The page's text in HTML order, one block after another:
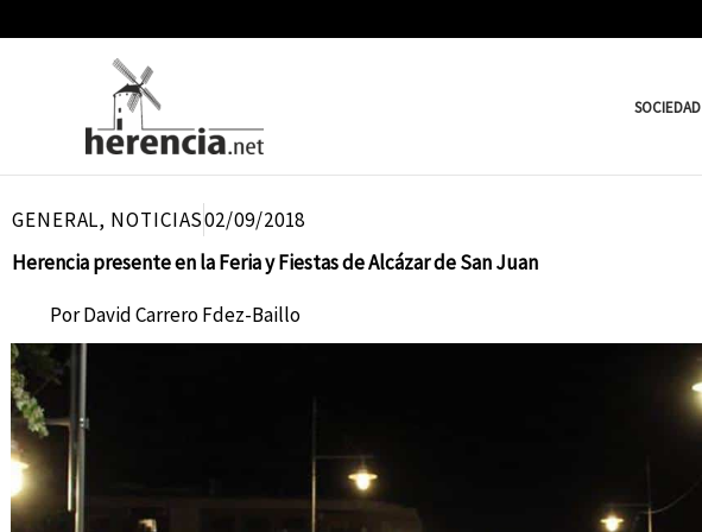
SOCIEDAD
GENERAL, NOTICIAS02/09/2018
Herencia presente en la Feria y Fiestas de Alcázar de San Juan
PorDavid Carrero Fdez-Baillo